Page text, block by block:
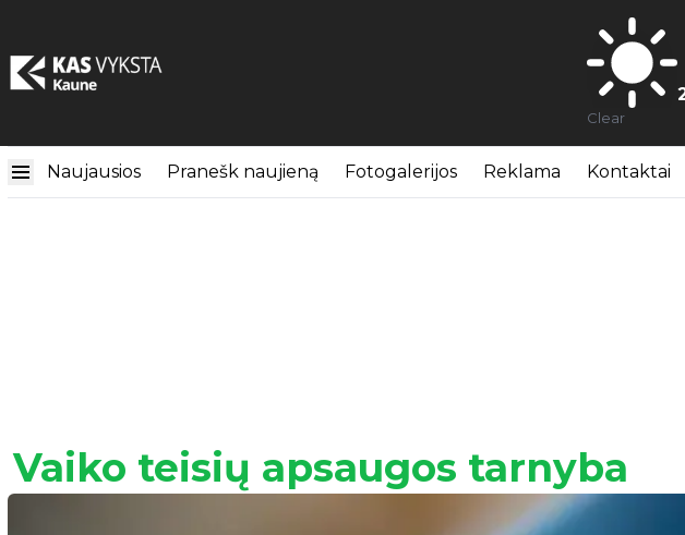
Clear
Naujausios Pranešk naujieną Fotogalerijos Reklama Kontaktai
Vaiko teisių apsaugos tarnyba